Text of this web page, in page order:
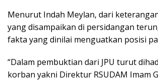
Menurut Indah Meylan, dari
yang disampaikan di persidangan
fakta yang dinilai menguatkan posisi
“Dalam pembuktian dari JPU turut
korban yakni Direktur RSUDAM Imam